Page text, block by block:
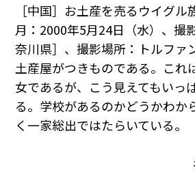
［中国］お土産を売るウイグ
月：2000年5月24日（水）、撮
奈川県］、撮影場所：トルファ
土産屋がつきものである。これ
女であるが、こう見えてもいっ
る。学校があるのかどうかわか
く一家総出ではたらいている。